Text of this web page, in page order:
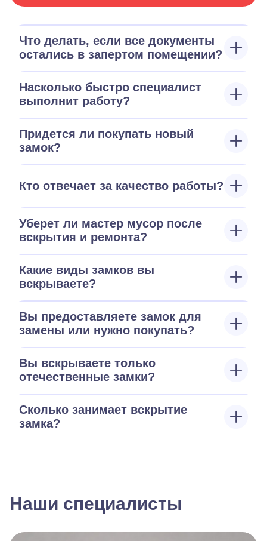
Что делать, если все документы
остались в запертом помещении?
Насколько быстро специалист
выполнит работу?
Придется ли покупать новый
замок?
Кто отвечает за качество работы?
Уберет ли мастер мусор после
вскрытия и ремонта?
Какие виды замков вы
вскрываете?
Вы предоставляете замок для
замены или нужно покупать?
Вы вскрываете только
отечественные замки?
Сколько занимает вскрытие
замка?
Наши специалисты